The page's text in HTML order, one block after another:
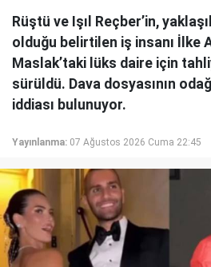
Rüştü ve Işıl Reçber’in,
olduğu belirtilen iş insanı İlke
Maslak’taki lüks daire için
sürüldü. Dava dosyasının
iddiası bulunuyor.
Yayınlanma: 07 Ağustos 2026 Cuma 22:45